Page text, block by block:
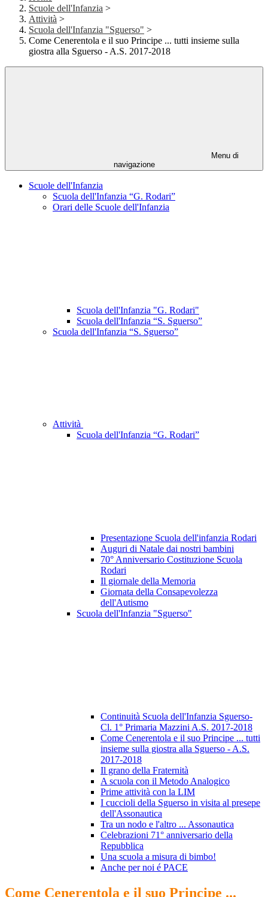
Scuole dell'Infanzia >
Attività >
Scuola dell'Infanzia "Sguerso" >
Come Cenerentola e il suo Principe ... tutti insieme sulla
giostra alla Sguerso - A.S. 2017-2018
Menu di
navigazione
Scuole dell'Infanzia
Scuola dell'Infanzia “G. Rodari”
Orari delle Scuole dell'Infanzia
Scuola dell'Infanzia "G. Rodari"
Scuola dell'Infanzia “S. Sguerso”
Scuola dell'Infanzia “S. Sguerso”
Attività
Scuola dell'Infanzia “G. Rodari”
Presentazione Scuola dell'infanzia Rodari
Auguri di Natale dai nostri bambini
70° Anniversario Costituzione Scuola
Rodari
Il giornale della Memoria
Giornata della Consapevolezza
dell'Autismo
Scuola dell'Infanzia "Sguerso"
Continuità Scuola dell'Infanzia Sguerso-
Cl. 1° Primaria Mazzini A.S. 2017-2018
Come Cenerentola e il suo Principe ... tutti
insieme sulla giostra alla Sguerso - A.S.
2017-2018
Il grano della Fraternità
A scuola con il Metodo Analogico
Prime attività con la LIM
I cuccioli della Sguerso in visita al presepe
dell'Assonautica
Tra un nodo e l'altro ... Assonautica
Celebrazioni 71° anniversario della
Repubblica
Una scuola a misura di bimbo!
Anche per noi é PACE
Come Cenerentola e il suo Principe ...